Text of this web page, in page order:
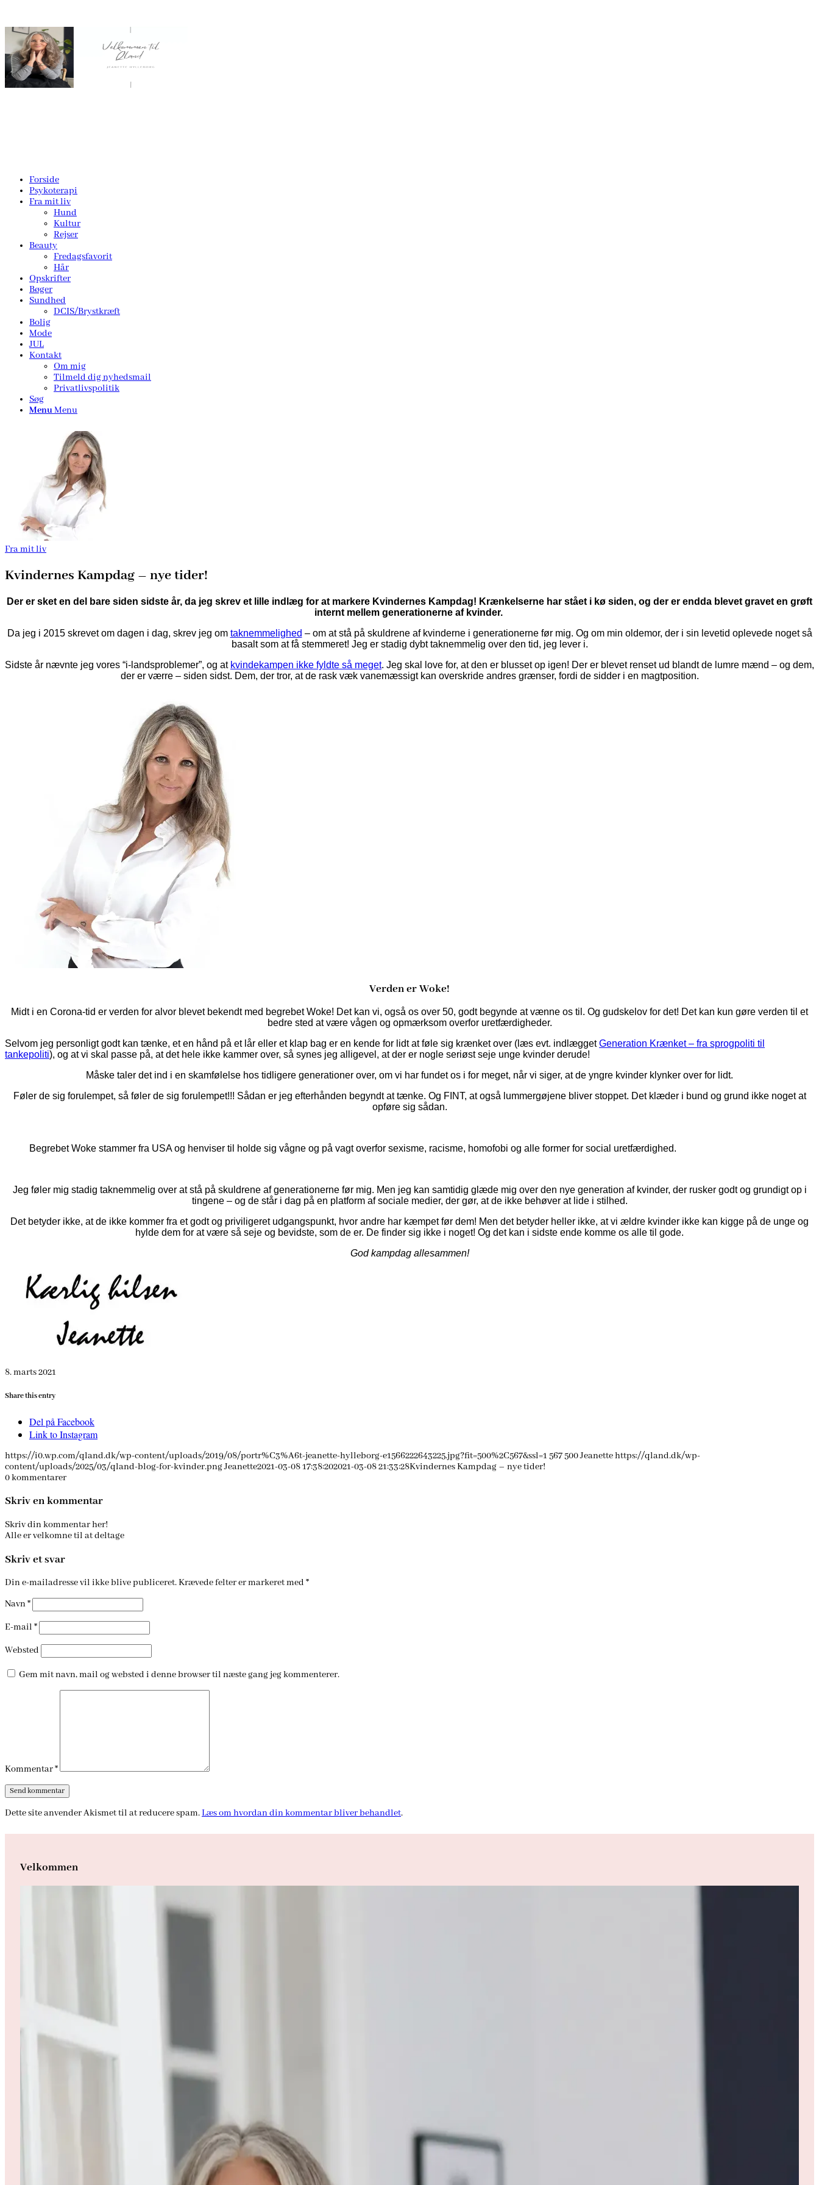
Forside
Psykoterapi
Fra mit liv
Hund
Kultur
Rejser
Beauty
Fredagsfavorit
Hår
Opskrifter
Bøger
Sundhed
DCIS/Brystkræft
Bolig
Mode
JUL
Kontakt
Om mig
Tilmeld dig nyhedsmail
Privatlivspolitik
Søg
MenuMenu
Fra mit liv
Kvindernes Kampdag – nye tider!
Der er sket en del bare siden sidste år, da jeg skrev et lille indlæg for at markere Kvindernes Kampdag! Krænkelserne har stået i kø siden, og der er endda blevet gravet en grøft
internt mellem generationerne af kvinder.
Da jeg i 2015 skrevet om dagen i dag, skrev jeg om taknemmelighed – om at stå på skuldrene af kvinderne i generationerne før mig. Og om min oldemor, der i sin levetid oplevede noget så
basalt som at få stemmeret! Jeg er stadig dybt taknemmelig over den tid, jeg lever i.
Sidste år nævnte jeg vores “i-landsproblemer”, og at kvindekampen ikke fyldte så meget. Jeg skal love for, at den er blusset op igen! Der er blevet renset ud blandt de lumre mænd – og dem,
der er værre – siden sidst. Dem, der tror, at de rask væk vanemæssigt kan overskride andres grænser, fordi de sidder i en magtposition.
Verden er Woke!
Midt i en Corona-tid er verden for alvor blevet bekendt med begrebet Woke! Det kan vi, også os over 50, godt begynde at vænne os til. Og gudskelov for det! Det kan kun gøre verden til et
bedre sted at være vågen og opmærksom overfor uretfærdigheder.
Selvom jeg personligt godt kan tænke, et en hånd på et lår eller et klap bag er en kende for lidt at føle sig krænket over (læs evt. indlæggetGeneration Krænket – fra sprogpoliti til
tankepoliti), og at vi skal passe på, at det hele ikke kammer over, så synes jeg alligevel, at der er nogle seriøst seje unge kvinder derude!
Måske taler det ind i en skamfølelse hos tidligere generationer over, om vi har fundet os i for meget, når vi siger, at de yngre kvinder klynker over for lidt.
Føler de sig forulempet, så føler de sig forulempet!!! Sådan er jeg efterhånden begyndt at tænke. Og FINT, at også lummergøjene bliver stoppet. Det klæder i bund og grund ikke noget at
opføre sig sådan.
Begrebet Woke stammer fra USA og henviser til holde sig vågne og på vagt overfor sexisme, racisme, homofobi og alle former for social uretfærdighed.
Jeg føler mig stadig taknemmelig over at stå på skuldrene af generationerne før mig. Men jeg kan samtidig glæde mig over den nye generation af kvinder, der rusker godt og grundigt op i
tingene – og de står i dag på en platform af sociale medier, der gør, at de ikke behøver at lide i stilhed.
Det betyder ikke, at de ikke kommer fra et godt og priviligeret udgangspunkt, hvor andre har kæmpet før dem! Men det betyder heller ikke, at vi ældre kvinder ikke kan kigge på de unge og
hylde dem for at være så seje og bevidste, som de er. De finder sig ikke i noget! Og det kan i sidste ende komme os alle til gode.
God kampdag allesammen!
8. marts 2021
Share this entry
Del på Facebook
Link to Instagram
https://i0.wp.com/qland.dk/wp-content/uploads/2019/08/portr%C3%A6t-jeanette-hylleborg-e1566222643225.jpg?fit=500%2C567&ssl=1 567500Jeanettehttps://qland.dk/wp-
content/uploads/2025/03/qland-blog-for-kvinder.pngJeanette2021-03-08 17:38:202021-03-08 21:33:28Kvindernes Kampdag – nye tider!
0kommentarer
Skriv en kommentar
Skriv din kommentar her!
Alle er velkomne til at deltage
Skriv et svar
Din e-mailadresse vil ikke blive publiceret.Krævede felter er markeret med *
Navn*
E-mail *
Websted
Gem mit navn, mail og websted i denne browser til næste gang jeg kommenterer.
Kommentar*
Dette site anvender Akismet til at reducere spam.Læs om hvordan din kommentar bliver behandlet.
Velkommen